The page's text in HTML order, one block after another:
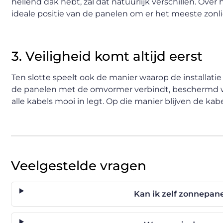
ideale positie van de panelen om er het meeste
3. Veiligheid komt altijd eerst
Ten slotte speelt ook de manier waarop de
de panelen met de omvormer verbindt, beschermd
alle kabels mooi in legt. Op die manier blijven de
Veelgestelde vragen
Kan ik zelf